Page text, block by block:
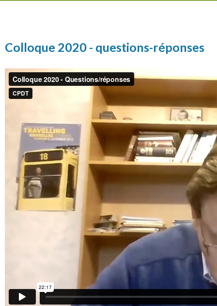
Colloque 2020 - questions-réponses